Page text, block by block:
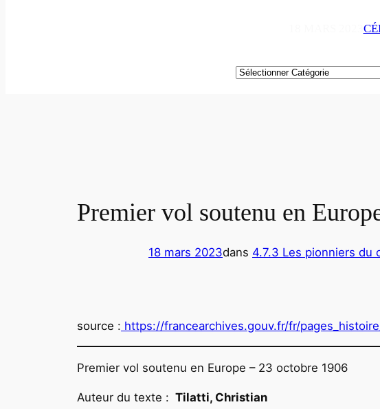
Catégories
Premier vol soutenu en
18 mars 2023dans 4.7.3 Les pionniers du
source : https://francearchives.gouv.fr/fr/
Premier vol soutenu en Europe – 23 octobre 1906
Auteur du texte : Tilatti, Christian